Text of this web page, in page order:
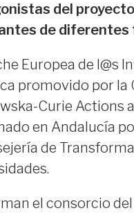
del proyecto
de diferentes
Europea de l@s
promovido por la
Curie Actions
en Andalucía
de
el consorcio del